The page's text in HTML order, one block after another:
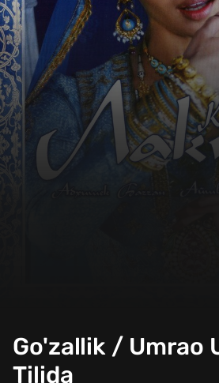
Go'zallik / Umrao
Tilida